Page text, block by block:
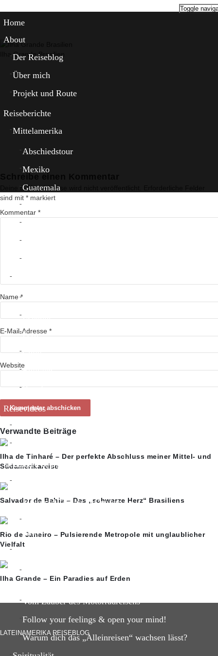
Toggle
Home
About
Der Reiseblog
Über mich
Projekt und Route
Reiseberichte
Mittelamerika
Abschiedstour
Mexiko
Guatemala
Kolumbien
Ecuador
Peru
Chile
Bolivien
Brasilien
Reisevideos
Südamerika
Gedanken & Inspiration
Motorrad Tuning in Guatemala
fällt?
Reise
Vom Zauber des Motorradreisens
Follow your feelings & open your mind!
Warum dich das „Alleinreisen“ wachsen lässt?
Ilha Grande Brasilien
Deine E-Mail-Adresse wird nicht veröffentlicht.
sind mit * markiert
Kommentar *
Name*
E-Mail-Adresse *
Website
Verwandte Beiträge
Ilha de Tinharé – Der perfekte Abschluss meiner Mittel- und
Südamerikareise
Salvador de Bahia – Das „schwarze Herz“ Brasiliens
Rio de Janeiro – Pulsierende Metropole mit unglaublicher
Vielfalt
Ilha Grande – Ein Paradies auf Erden
LATEINAMERIKA REISEBLOG